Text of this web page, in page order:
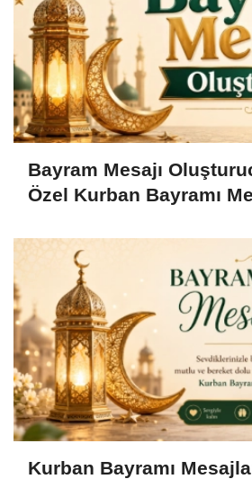
Bayram Mesajı
Özel Kurban Bayramı
Kurban Bayramı